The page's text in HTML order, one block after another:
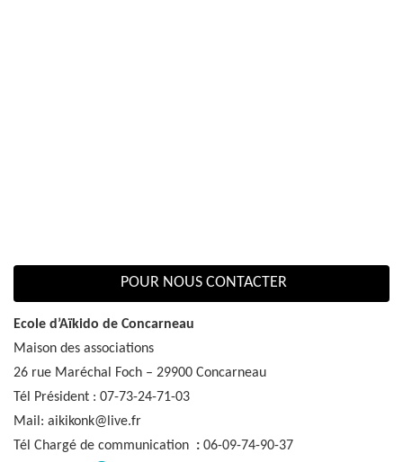
POUR NOUS CONTACTER
Ecole d’Aïkido de Concarneau
Maison des associations
26 rue Maréchal Foch – 29900 Concarneau
Tél Président : 07-73-24-71-03
Mail: aikikonk@live.fr
Tél Chargé de communication : 06-09-74-90-37